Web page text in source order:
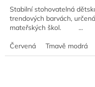
Stabilní stohovatelná
trendových barvách,
mateřských škol. ...
Červená Tmavě modrá